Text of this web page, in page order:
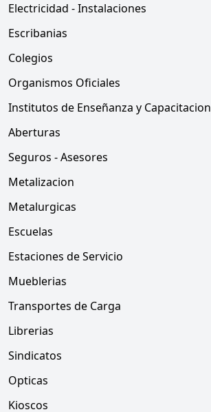
Electricidad - Instalaciones
Escribanias
Colegios
Organismos Oficiales
Institutos de Enseñanza y Capacitacion
Aberturas
Seguros - Asesores
Metalizacion
Metalurgicas
Escuelas
Estaciones de Servicio
Mueblerias
Transportes de Carga
Librerias
Sindicatos
Opticas
Kioscos